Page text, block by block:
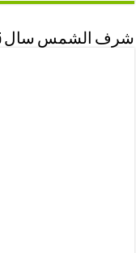
شرف الشمس سال 1405